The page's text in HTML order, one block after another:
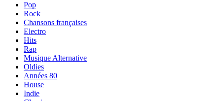
Pop
Rock
Chansons françaises
Electro
Hits
Rap
Musique Alternative
Oldies
Années 80
House
Indie